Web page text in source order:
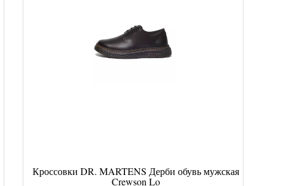
Кроссовки DR. MARTENS Дерби обувь мужская
Crewson Lo